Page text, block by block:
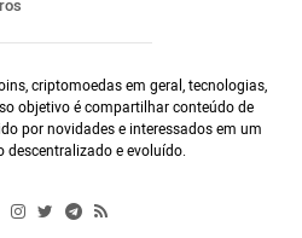
criptomoedas em geral, tecnologias,
objetivo é compartilhar conteúdo de
por novidades e interessados em um
descentralizado e evoluído.